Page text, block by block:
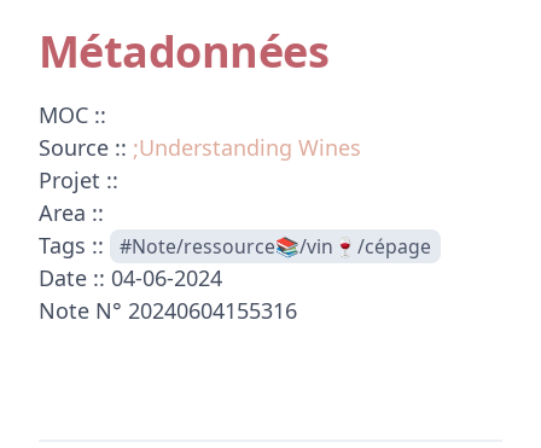
Métadonnées
MOC ::
Source :: ;Understanding Wines
Projet ::
Area ::
Tags ::
#Note/ressource📚/vin🍷/cépage
Date :: 04-06-2024
Note N° 20240604155316